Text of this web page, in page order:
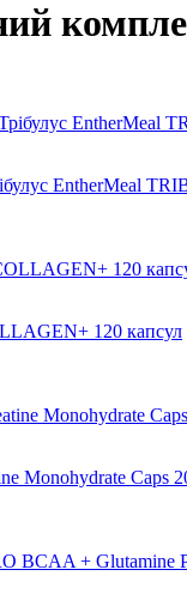
EntherMeal
120 капсул
Monohydrate Caps